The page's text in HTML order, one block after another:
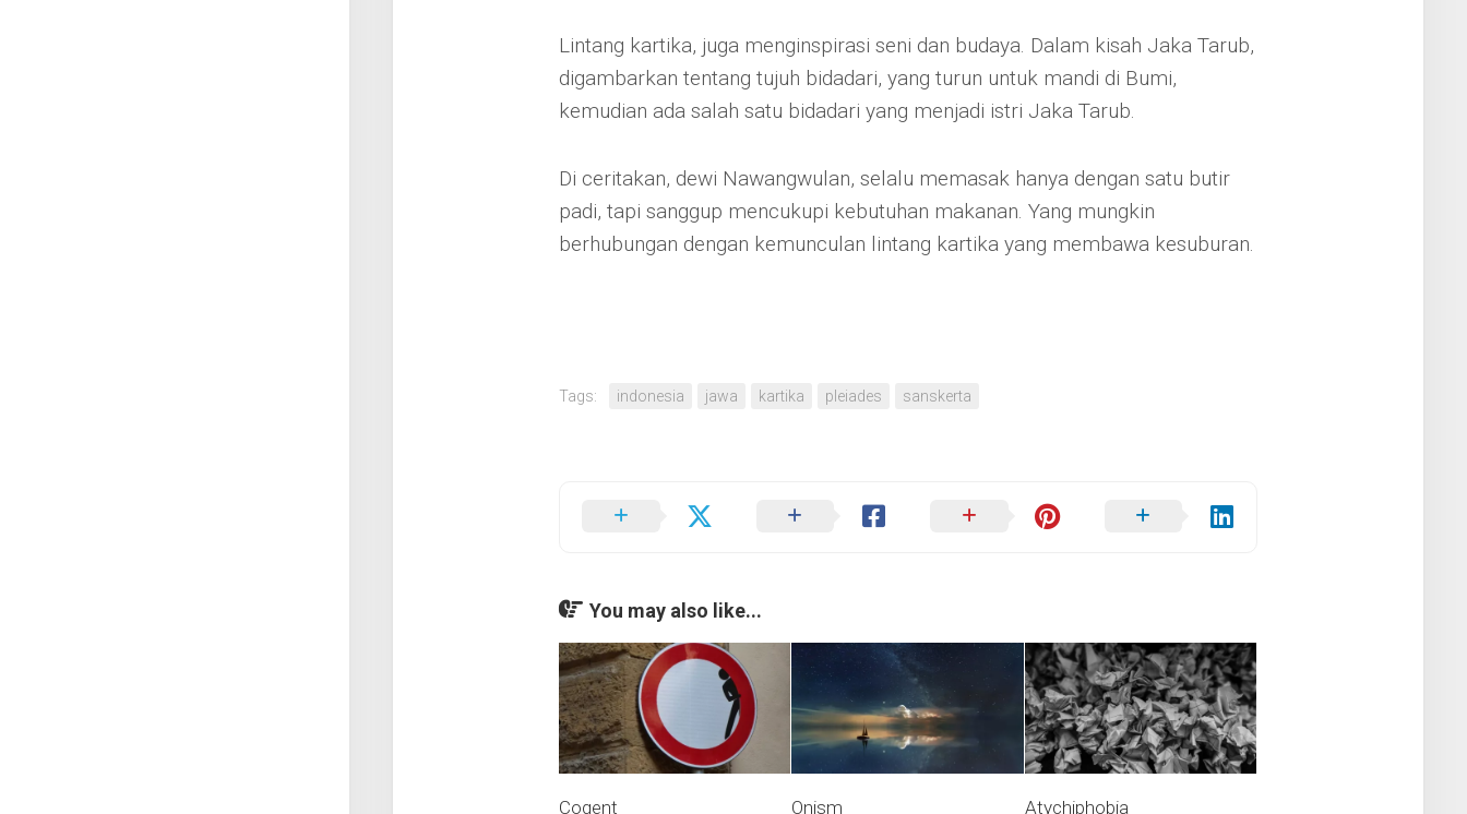
Lintang kartika, juga menginspirasi seni dan budaya. Dalam kisah Jaka Tarub,
digambarkan tentang tujuh bidadari, yang turun untuk mandi di Bumi,
kemudian ada salah satu bidadari yang menjadi istri Jaka Tarub.
Di ceritakan, dewi Nawangwulan, selalu memasak hanya dengan satu butir
padi, tapi sanggup mencukupi kebutuhan makanan. Yang mungkin
berhubungan dengan kemunculan lintang kartika yang membawa kesuburan.
Tags: indonesia jawa kartika pleiades sanskerta
You may also like...
Cogent Onism Atychiphobia